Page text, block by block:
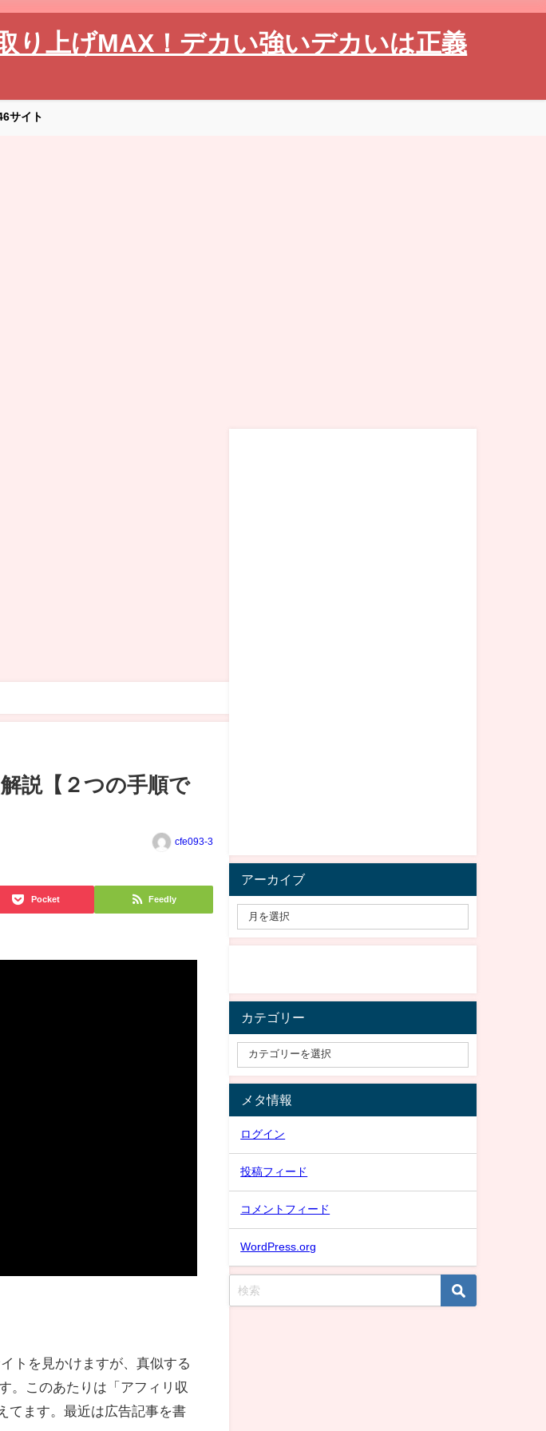
り上げMAX！デカい強いデカいは正義
サイト
説【２つの手順で
cfe093-3
Pocket Feedly
トを見かけますが、真似する
。このあたりは「アフィリ収
てます。最近は広告記事を書
アーカイブ
カテゴリー
メタ情報
ログイン
投稿フィード
コメントフィード
WordPress.org